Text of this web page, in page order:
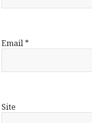
Email *
Site